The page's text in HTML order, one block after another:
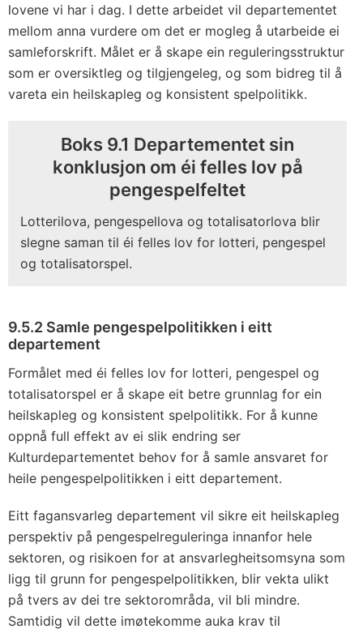
lovene vi har i dag. I dette arbeidet vil departementet
mellom anna vurdere om det er mogleg å utarbeide ei
samleforskrift. Målet er å skape ein reguleringsstruktur
som er oversiktleg og tilgjengeleg, og som bidreg til å
vareta ein heilskapleg og konsistent spelpolitikk.
Boks 9.1 Departementet sin
konklusjon om éi felles lov på
pengespelfeltet
Lotterilova, pengespellova og totalisatorlova blir
slegne saman til éi felles lov for lotteri, pengespel
og totalisatorspel.
9.5.2 Samle pengespelpolitikken i eitt
departement
Formålet med éi felles lov for lotteri, pengespel og
totalisatorspel er å skape eit betre grunnlag for ein
heilskapleg og konsistent spelpolitikk. For å kunne
oppnå full effekt av ei slik endring ser
Kulturdepartementet behov for å samle ansvaret for
heile pengespelpolitikken i eitt departement.
Eitt fagansvarleg departement vil sikre eit heilskapleg
perspektiv på pengespelreguleringa innanfor hele
sektoren, og risikoen for at ansvarlegheitsomsyna som
ligg til grunn for pengespelpolitikken, blir vekta ulikt
på tvers av dei tre sektorområda, vil bli mindre.
Samtidig vil dette imøtekomme auka krav til